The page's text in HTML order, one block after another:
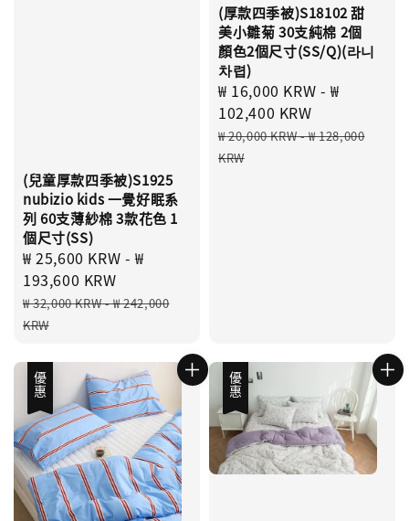
(兒童厚款四季被)S1925
nubizio kids 一覺好眠系
列 60支薄紗棉 3款花色 1
個尺寸(SS)
Sale
price
₩ 25,600 KRW -₩
193,600 KRW
Regular
price
₩ 32,000 KRW-₩ 242,000
KRW
(厚款四季被)S18102 甜
美小雛菊 30支純棉 2個
顏色2個尺寸(SS/Q)(라니
차렵)
Sale
price
₩ 16,000 KRW -₩
102,400 KRW
Regular
price
₩ 20,000 KRW-₩ 128,000
KRW
優惠 優惠